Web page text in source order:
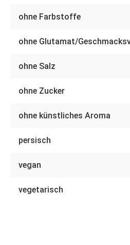
ohne Farbstoffe
ohne Glutamat/
ohne Salz
ohne Zucker
ohne künstliches Aroma
persisch
vegan
vegetarisch